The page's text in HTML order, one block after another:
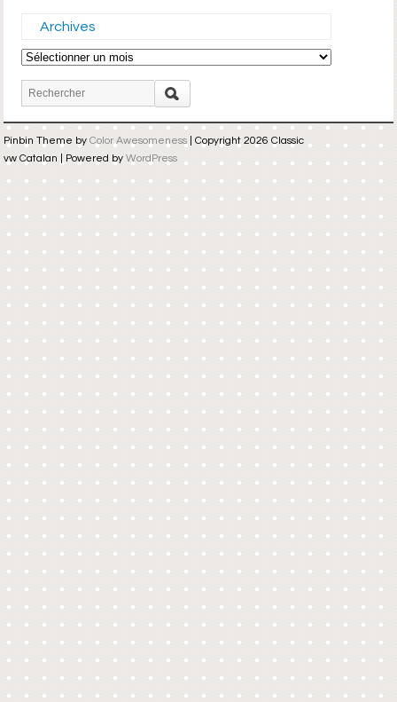
Archives
Archives
Pinbin Theme by Color Awesomeness | Copyright 2026 Classic
vw Catalan | Powered by WordPress